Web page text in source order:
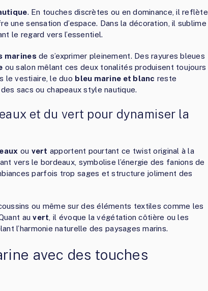
. En touches discrètes ou en dominance, il reflète
une sensation d’espace. Dans la décoration, il sublime
le regard vers l’essentiel.
marines de s’exprimer pleinement. Des rayures bleues
ou salon mêlant ces deux tonalités produisent toujours
le vestiaire, le duo bleu marine et blanc reste
sacs ou chapeaux style nautique.
et du vert pour dynamiser la
ou vert apportent pourtant ce twist original à la
vers le bordeaux, symbolise l’énergie des fanions de
parfois trop sages et structure joliment des
ou même sur des éléments textiles comme les
auvert, il évoque la végétation côtière ou les
l’harmonie naturelle des paysages marins.
avec des touches